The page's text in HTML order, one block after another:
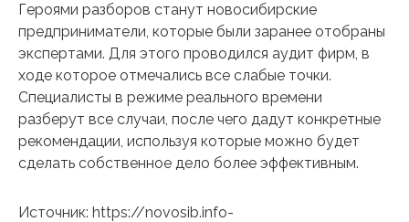
Героями разборов станут новосибирские
предприниматели, которые были заранее отобраны
экспертами. Для этого проводился аудит фирм, в
ходе которое отмечались все слабые точки.
Специалисты в режиме реального времени
разберут все случаи, после чего дадут конкретные
рекомендации, используя которые можно будет
сделать собственное дело более эффективным.
Источник: https://novosib.info-